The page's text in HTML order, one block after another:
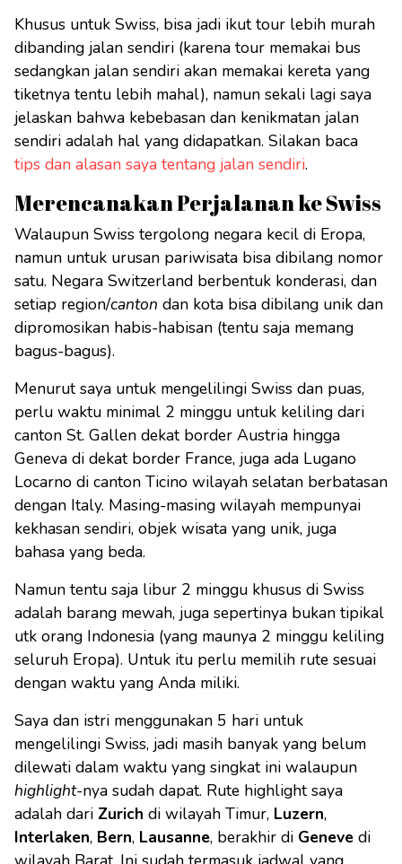
Khusus untuk Swiss, bisa jadi ikut tour lebih murah
dibanding jalan sendiri (karena tour memakai bus
sedangkan jalan sendiri akan memakai kereta yang
tiketnya tentu lebih mahal), namun sekali lagi saya
jelaskan bahwa kebebasan dan kenikmatan jalan
sendiri adalah hal yang didapatkan. Silakan baca
tips dan alasan saya tentang jalan sendiri.
Merencanakan Perjalanan ke Swiss
Walaupun Swiss tergolong negara kecil di Eropa,
namun untuk urusan pariwisata bisa dibilang nomor
satu. Negara Switzerland berbentuk konderasi, dan
setiap region/canton dan kota bisa dibilang unik dan
dipromosikan habis-habisan (tentu saja memang
bagus-bagus).
Menurut saya untuk mengelilingi Swiss dan puas,
perlu waktu minimal 2 minggu untuk keliling dari
canton St. Gallen dekat border Austria hingga
Geneva di dekat border France, juga ada Lugano
Locarno di canton Ticino wilayah selatan berbatasan
dengan Italy. Masing-masing wilayah mempunyai
kekhasan sendiri, objek wisata yang unik, juga
bahasa yang beda.
Namun tentu saja libur 2 minggu khusus di Swiss
adalah barang mewah, juga sepertinya bukan tipikal
utk orang Indonesia (yang maunya 2 minggu keliling
seluruh Eropa). Untuk itu perlu memilih rute sesuai
dengan waktu yang Anda miliki.
Saya dan istri menggunakan 5 hari untuk
mengelilingi Swiss, jadi masih banyak yang belum
dilewati dalam waktu yang singkat ini walaupun
highlight-nya sudah dapat. Rute highlight saya
adalah dari Zurich di wilayah Timur, Luzern,
Interlaken, Bern, Lausanne, berakhir di Geneve di